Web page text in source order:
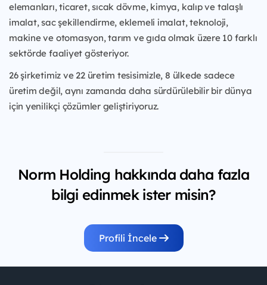
elemanları, ticaret, sıcak dövme, kimya, kalıp ve talaşlı
imalat, sac şekillendirme, eklemeli imalat, teknoloji,
makine ve otomasyon, tarım ve gıda olmak üzere 10 farklı
sektörde faaliyet gösteriyor.
26 şirketimiz ve 22 üretim tesisimizle, 8 ülkede sadece
üretim değil, aynı zamanda daha sürdürülebilir bir dünya
için yenilikçi çözümler geliştiriyoruz.
Norm Holding hakkında daha fazla
bilgi edinmek ister misin?
Profili İncele